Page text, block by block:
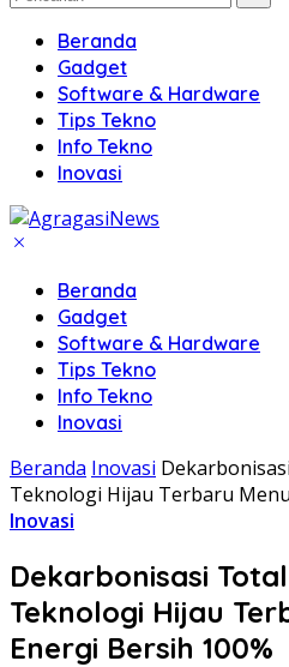
Beranda
Gadget
Software & Hardware
Tips Tekno
Info Tekno
Inovasi
Beranda
Gadget
Software & Hardware
Tips Tekno
Info Tekno
Inovasi
Beranda Inovasi
Teknologi Hijau Terbaru
Inovasi
Dekarbonisasi
Teknologi Hijau
Energi Bersih 100%